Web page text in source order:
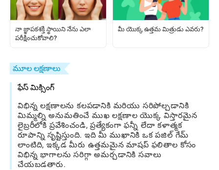
నా జ్ఞాపకశక్తి స్థాయిని నేను ఎలా
పరీక్షించుకోవాలి?
మీ యొక్క ఉత్తమ మిత్రుడు ఎవరు?
మూల లక్షణాలు
ఫేస్ మిక్సింగ్
విభిన్న లక్షణాలను కలపడానికి మరియు సరిపోల్చడానికి
మిమ్మల్ని అనుమతించే ముఖ లక్షణాల యొక్క విస్తారమైన
లైబ్రరీలోకి ప్రవేశించండి, ప్రత్యేకంగా ఫన్నీ లేదా కళాత్మక
రూపాన్ని సృష్టిస్తుంది. ఇది మీ ముఖానికి ఒక పజిల్ గేమ్
లాంటిది, ఇక్కడ మీరు ఉత్తమమైన మాషప్ ఫలితాల కోసం
విభిన్న భాగాలను సరిగ్గా అమర్చడానికి సవాలు
చేయబడతారు.